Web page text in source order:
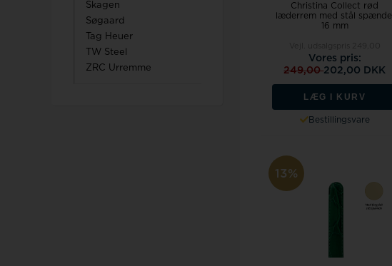
Skagen
Søgaard
Tag Heuer
TW Steel
ZRC Urremme
Christina Collect rød
læderrem med stål spænde,
16 mm
Vores pris:
249,00202,00 DKK
LÆG I KURV
Bestillingsvare
13%